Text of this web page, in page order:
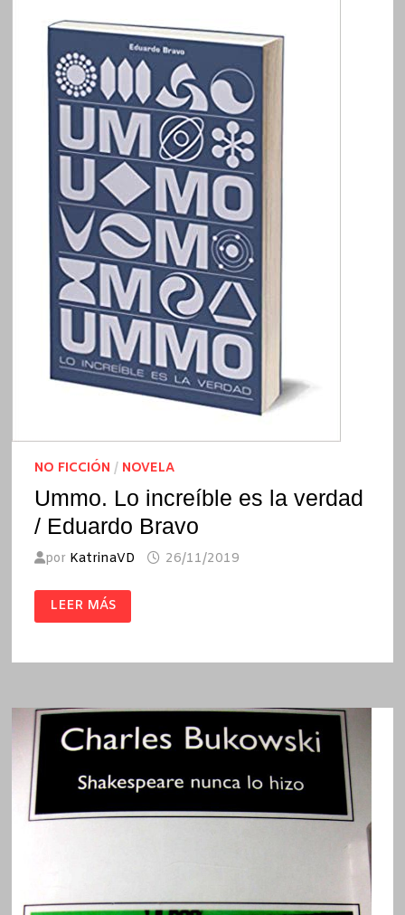
NO FICCIÓN / NOVELA
Ummo. Lo increíble es la verdad
/ Eduardo Bravo
por KatrinaVD 26/11/2019
UMMO.
LO
INCREÍBLE
VERDAD
LEER MÁS